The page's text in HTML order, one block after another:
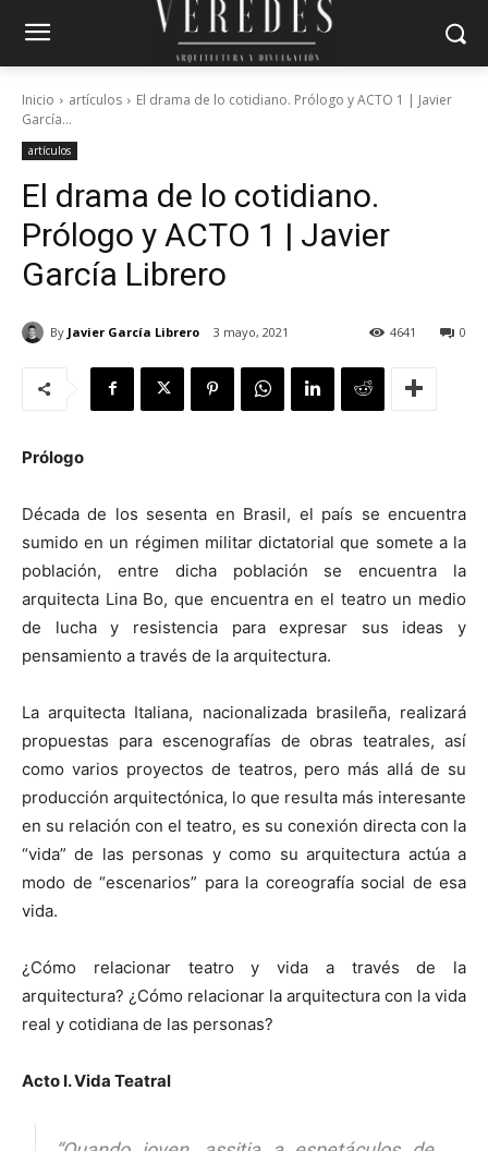
Inicio artículos
El drama de lo cotidiano. Prólogo y ACTO 1 | Javier
García...
artículos
El drama de lo cotidiano.
Prólogo y ACTO 1 | Javier
García Librero
By Javier García Librero 3 mayo, 2021 0
4641
Prólogo
Década de los sesenta en Brasil, el país se encuentra
sumido en un régimen militar dictatorial que somete a la
población, entre dicha población se encuentra la
arquitecta Lina Bo, que encuentra en el teatro un medio
de lucha y resistencia para expresar sus ideas y
pensamiento a través de la arquitectura.
La arquitecta Italiana, nacionalizada brasileña, realizará
propuestas para escenografías de obras teatrales, así
como varios proyectos de teatros, pero más allá de su
producción arquitectónica, lo que resulta más interesante
en su relación con el teatro, es su conexión directa con la
“vida” de las personas y como su arquitectura actúa a
modo de “escenarios” para la coreografía social de esa
vida.
¿Cómo relacionar teatro y vida a través de la
arquitectura? ¿Cómo relacionar la arquitectura con la vida
real y cotidiana de las personas?
Acto I. Vida Teatral